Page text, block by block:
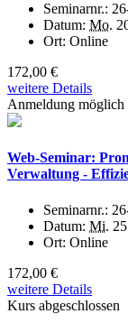
Seminarnr.:
Datum: Mo.
Ort: Online
172,00 €
weitere Details
Anmeldung möglich
Web-Seminar:
Verwaltung -
Seminarnr.:
Datum: Mi.
Ort: Online
172,00 €
weitere Details
Kurs abgeschlossen